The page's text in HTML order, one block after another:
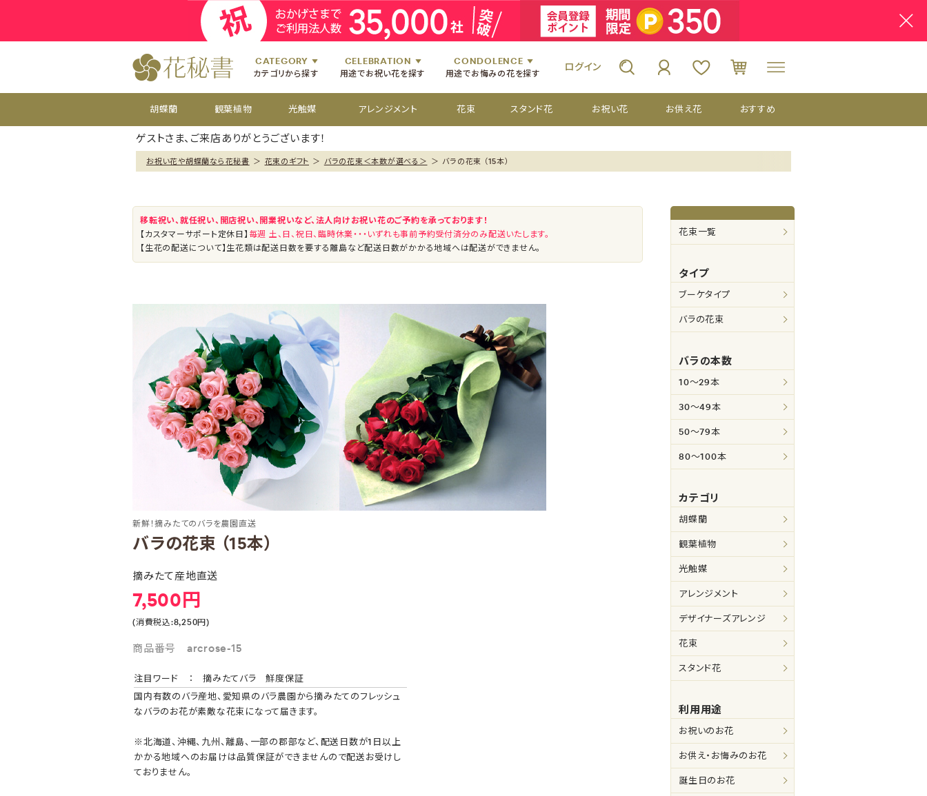
CATEGORY
カテゴリから探す
お祝い花
お供え花
おすすめ
CELEBRATION
用途でお祝い花を探す
開店祝いのお花
開設祝いのお花
楽屋見舞いのお花
個展・展覧会のお花
CONDOLENCE
用途でお悔みの花を探す
四十九日のお供え花
百か日のお供え花
お彼岸のお供え花
供花[通夜・葬儀・告別式]
ログイン
胡蝶蘭 観葉植物 光触媒 アレンジメント 花束 スタンド花 お祝い花 お供え花 おすすめ
ゲストさま、ご来店ありがとうございます！
お祝い花や胡蝶蘭なら花秘書 ＞ 花束のギフト ＞ バラの花束＜本数が選べる＞ ＞ バラの花束 （15本）
移転祝い、就任祝い、開店祝い、開業祝いなど、法人向けお祝い花のご予約を承っております！
【カスタマーサポート定休日】 毎週 土、日、祝日、臨時休業・・・いずれも事前予約受付済分のみ配送いたします。
【生花の配送について】生花類は配送日数を要する離島など配送日数がかかる地域へは配送ができません。
新鮮！摘みたてのバラを農園直送
バラの花束 （15本）
摘みたて産地直送
7,500円
(消費税込:8,250円)
商品番号 arcrose-15
注目ワード ： 摘みたてバラ 鮮度保証
国内有数のバラ産地、愛知県のバラ農園から摘みたてのフレッシュ
なバラのお花が素敵な花束になって届きます。
※北海道、沖縄、九州、離島、一部の郡部など、配送日数が1日以上
かかる地域へのお届けは品質保証ができませんので配送お受けし
ておりません。
花束一覧
タイプ
ブーケタイプ
バラの花束
バラの本数
10～29本
30～49本
50～79本
80～100本
カテゴリ
胡蝶蘭
観葉植物
光触媒
アレンジメント
デザイナーズアレンジ
花束
スタンド花
利用用途
お祝いのお花
お供え・お悔みのお花
誕生日のお花